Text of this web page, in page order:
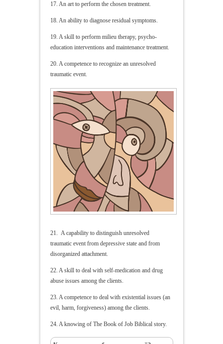
17. An art to perform the chosen treatment.
18. An ability to diagnose residual symptoms.
19. A skill to perform milieu therapy, psycho-
education interventions and maintenance treatment.
20. A competence to recognize an unresolved
traumatic event.
21. A capability to distinguish unresolved
traumatic event from depressive state and from
disorganized attachment.
22. A skill to deal with self-medication and drug
abuse issues among the clients.
23. A competence to deal with existential issues (an
evil, harm, forgiveness) among the clients.
24. A knowing of The Book of Job Biblical story.